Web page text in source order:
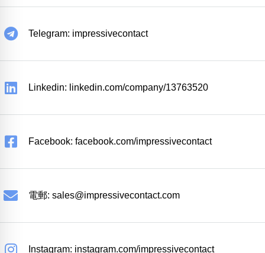
Telegram: impressivecontact
Linkedin: linkedin.com/company/13763520
Facebook: facebook.com/impressivecontact
電郵: sales@impressivecontact.com
Instagram: instagram.com/impressivecontact